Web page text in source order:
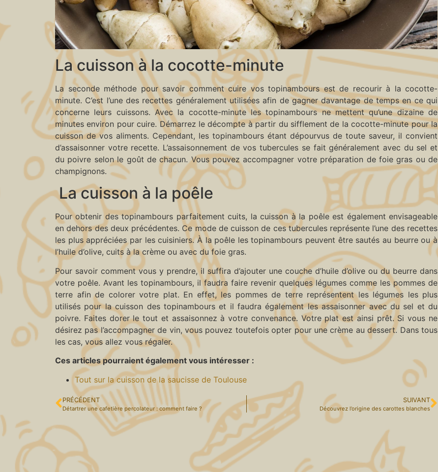
La cuisson à la cocotte-minute
La seconde méthode pour savoir comment cuire vos topinambours est de recourir à la cocotte-
minute. C’est l’une des recettes généralement utilisées afin de gagner davantage de temps en ce qui
concerne leurs cuissons. Avec la cocotte-minute les topinambours ne mettent qu’une dizaine de
minutes environ pour cuire. Démarrez le décompte à partir du sifflement de la cocotte-minute pour la
cuisson de vos aliments. Cependant, les topinambours étant dépourvus de toute saveur, il convient
d’assaisonner votre recette. L’assaisonnement de vos tubercules se fait généralement avec du sel et
du poivre selon le goût de chacun. Vous pouvez accompagner votre préparation de foie gras ou de
champignons.
La cuisson à la poêle
Pour obtenir des topinambours parfaitement cuits, la cuisson à la poêle est également envisageable
en dehors des deux précédentes. Ce mode de cuisson de ces tubercules représente l’une des recettes
les plus appréciées par les cuisiniers. À la poêle les topinambours peuvent être sautés au beurre ou à
l’huile d’olive, cuits à la crème ou avec du foie gras.
Pour savoir comment vous y prendre, il suffira d’ajouter une couche d’huile d’olive ou du beurre dans
votre poêle. Avant les topinambours, il faudra faire revenir quelques légumes comme les pommes de
terre afin de colorer votre plat. En effet, les pommes de terre représentent les légumes les plus
utilisés pour la cuisson des topinambours et il faudra également les assaisonner avec du sel et du
poivre. Faites dorer le tout et assaisonnez à votre convenance. Votre plat est ainsi prêt. Si vous ne
désirez pas l’accompagner de vin, vous pouvez toutefois opter pour une crème au dessert. Dans tous
les cas, vous allez vous régaler.
Ces articles pourraient également vous intéresser :
Tout sur la cuisson de la saucisse de Toulouse
PRÉCÉDENT
Détartrer une cafetière percolateur : comment faire ?
SUIVANT
Découvrez l’origine des carottes blanches